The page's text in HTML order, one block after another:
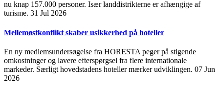
nu knap 157.000 personer. Især landdistrikterne er afhængige af
turisme. 31 Jul 2026
Mellemøstkonflikt skaber usikkerhed på hoteller
En ny medlemsundersøgelse fra HORESTA peger på stigende
omkostninger og lavere efterspørgsel fra flere internationale
markeder. Særligt hovedstadens hoteller mærker udviklingen. 07 Jun
2026